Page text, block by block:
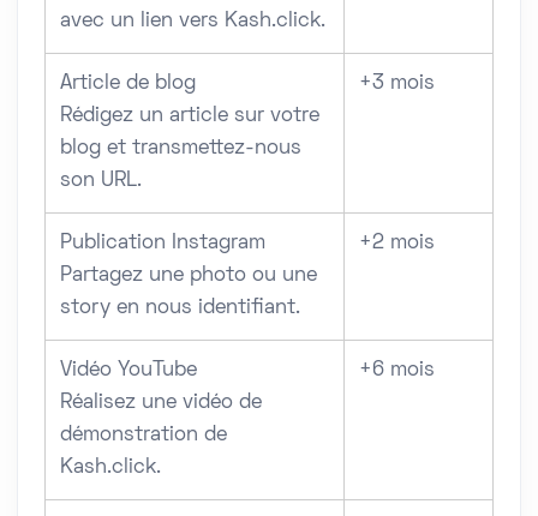
avec un lien vers Kash.click.
Article de blog
Rédigez un article sur votre
blog et transmettez-nous
son URL.
+3 mois
Publication Instagram
Partagez une photo ou une
story en nous identifiant.
+2 mois
Vidéo YouTube
Réalisez une vidéo de
démonstration de
Kash.click.
+6 mois